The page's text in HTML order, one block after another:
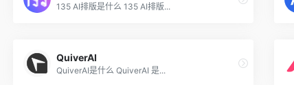
135 AI排版是什么 135 AI排版...
QuiverAI
QuiverAI是什么 QuiverAI 是...